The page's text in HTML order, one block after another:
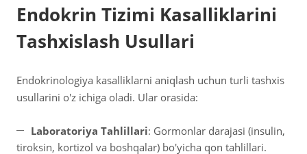
Endokrin Tizimi Kasalliklarini
Tashxislash Usullari
Endokrinologiya kasalliklarni aniqlash uchun turli tashxis
usullarini o'z ichiga oladi. Ular orasida:
Laboratoriya Tahlillari: Gormonlar darajasi (insulin,
tiroksin, kortizol va boshqalar) bo'yicha qon tahlillari.